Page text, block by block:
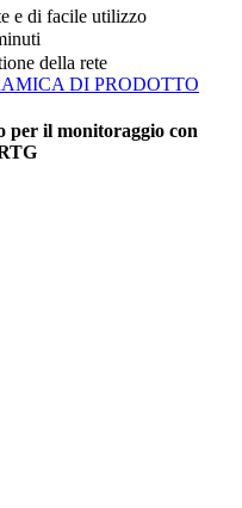
e di facile utilizzo
della rete
DI PRODOTTO
per il monitoraggio con